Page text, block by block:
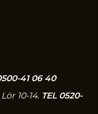
41 06 40
10-14. TEL 0520-